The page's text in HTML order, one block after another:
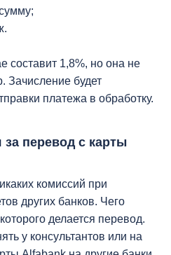
составит 1,8%, но она не
Зачисление будет
платежа в обработку.
перевод с карты
комиссий при
других банков. Чего
делается перевод.
у консультантов или на